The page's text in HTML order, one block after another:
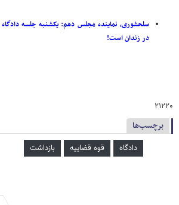
سلحشوری، نماینده مجلس دهم: یکشنبه جلسه
در زندان است!
۲۱۲۲۰
برچسب‌ها
دادگاه قوه قضاییه بازداشت